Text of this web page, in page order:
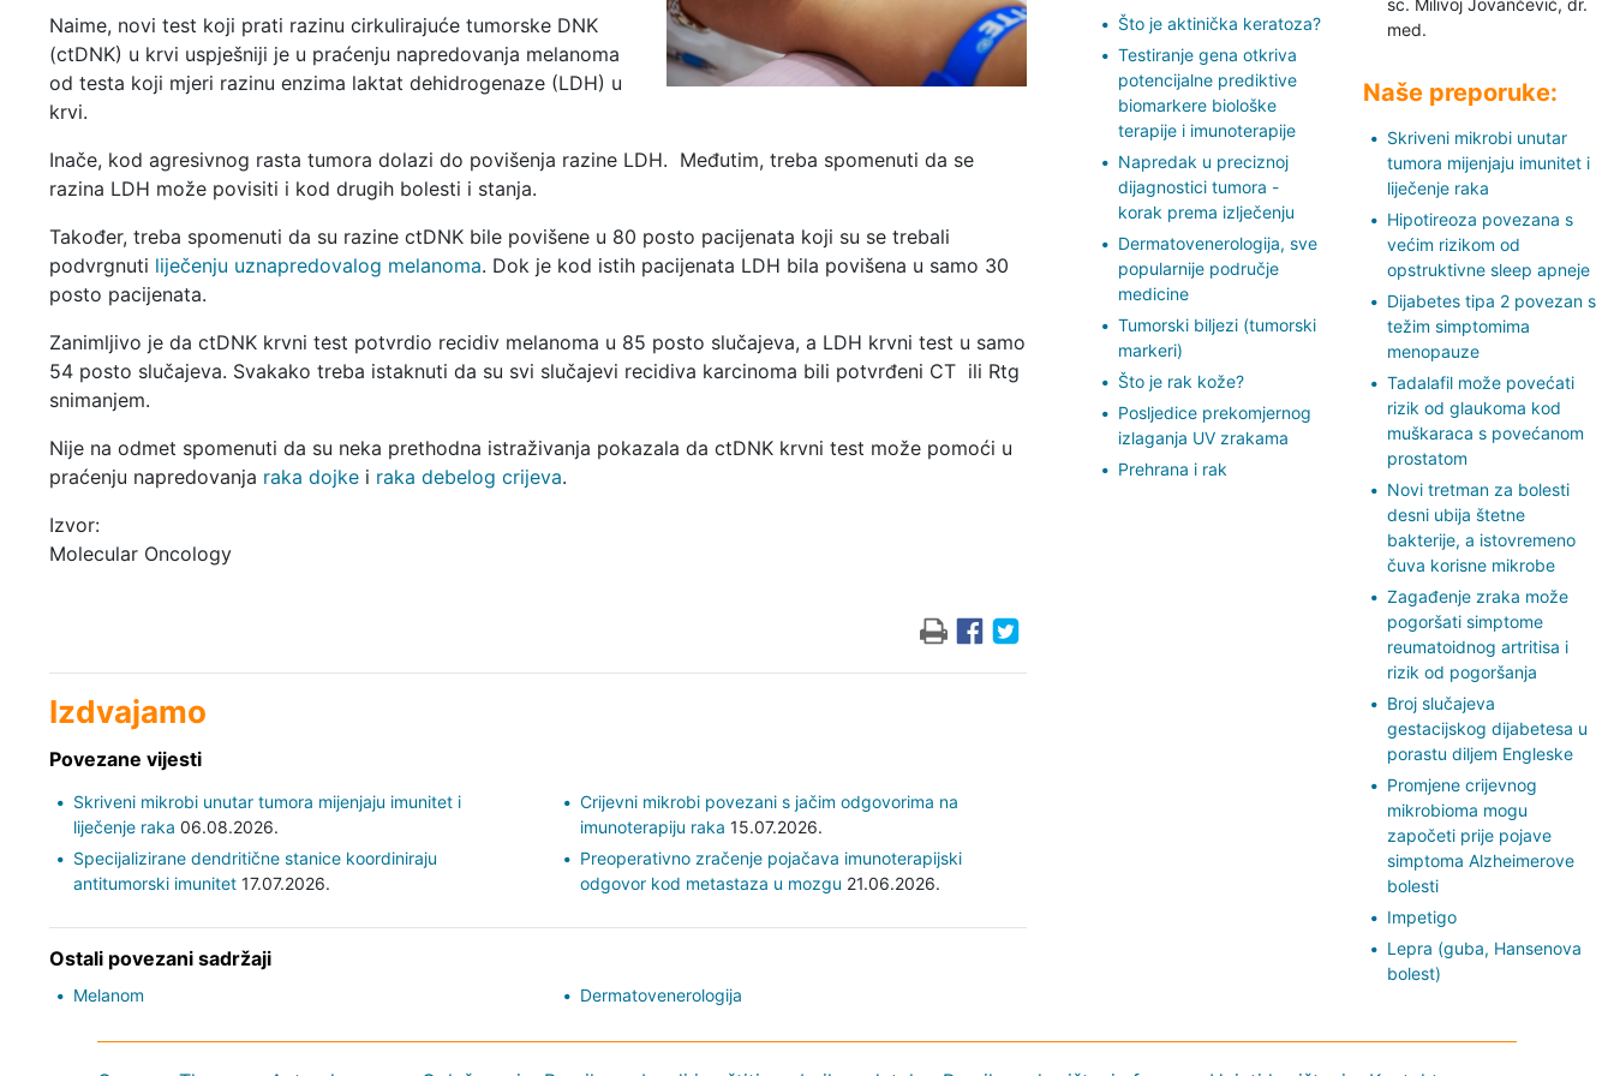
Naime, novi test koji prati razinu cirkulirajuće tumorske DNK
(ctDNK) u krvi uspješniji je u praćenju napredovanja melanoma
od testa koji mjeri razinu enzima laktat dehidrogenaze (LDH) u
krvi.
Inače, kod agresivnog rasta tumora dolazi do povišenja razine LDH. Međutim, treba spomenuti da se
razina LDH može povisiti i kod drugih bolesti i stanja.
Također, treba spomenuti da su razine ctDNK bile povišene u 80 posto pacijenata koji su se trebali
podvrgnuti liječenju uznapredovalog melanoma. Dok je kod istih pacijenata LDH bila povišena u samo 30
posto pacijenata.
Zanimljivo je da ctDNK krvni test potvrdio recidiv melanoma u 85 posto slučajeva, a LDH krvni test u samo
54 posto slučajeva. Svakako treba istaknuti da su svi slučajevi recidiva karcinoma bili potvrđeni CT ili Rtg
snimanjem.
Nije na odmet spomenuti da su neka prethodna istraživanja pokazala da ctDNK krvni test može pomoći u
praćenju napredovanja raka dojkei raka debelog crijeva.
Izvor:
Molecular Oncology
Izdvajamo
Povezane vijesti
Skriveni mikrobi unutar tumora mijenjaju imunitet i
liječenje raka 06.08.2026.
Specijalizirane dendritične stanice koordiniraju
antitumorski imunitet17.07.2026.
Crijevni mikrobi povezani s jačim odgovorima na
imunoterapiju raka 15.07.2026.
Preoperativno zračenje pojačava imunoterapijski
odgovor kod metastaza u mozgu 21.06.2026.
Ostali povezani sadržaji
Melanom Dermatovenerologija
Što je aktinička keratoza?
Testiranje gena otkriva
potencijalne prediktive
biomarkere biološke
terapije i imunoterapije
Napredak u preciznoj
dijagnostici tumora -
korak prema izlječenju
Dermatovenerologija, sve
popularnije područje
medicine
Tumorski biljezi (tumorski
markeri)
Što je rak kože?
Posljedice prekomjernog
izlaganja UV zrakama
Prehrana i rak
med.
Naše preporuke:
Skriveni mikrobi unutar
tumora mijenjaju imunitet i
liječenje raka
Hipotireoza povezana s
većim rizikom od
opstruktivne sleep apneje
Dijabetes tipa 2 povezan s
težim simptomima
menopauze
Tadalafil može povećati
rizik od glaukoma kod
muškaraca s povećanom
prostatom
Novi tretman za bolesti
desni ubija štetne
bakterije, a istovremeno
čuva korisne mikrobe
Zagađenje zraka može
pogoršati simptome
reumatoidnog artritisa i
rizik od pogoršanja
Broj slučajeva
gestacijskog dijabetesa u
porastu diljem Engleske
Promjene crijevnog
mikrobioma mogu
započeti prije pojave
simptoma Alzheimerove
bolesti
Impetigo
Lepra (guba, Hansenova
bolest)